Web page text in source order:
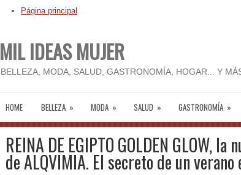
Página principal
MIL IDEAS MUJER
BELLEZA, MODA, SALUD, GASTRONOMÍA, HOGAR... Y
HOME BELLEZA » MODA » SALUD » GASTRONOMÍA »
REINA DE EGIPTO GOLDEN GLOW,
de ALQVIMIA. El secreto de un